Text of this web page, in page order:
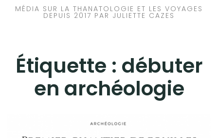
MÉDIA SUR LA THANATOLOGIE ET LES VOYAGES
DEPUIS 2017 PAR JULIETTE CAZES
Étiquette : débuter
en archéologie